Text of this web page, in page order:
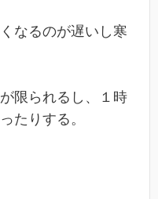
なるのが遅いし寒
限られるし、１時
たりする。